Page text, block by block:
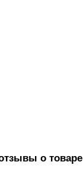
о товаре